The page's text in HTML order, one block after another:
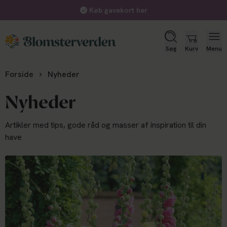
Køb gavekort her
Søg Kurv Menu
Forside Nyheder
Nyheder
Artikler med tips, gode råd og masser af inspiration til din
have